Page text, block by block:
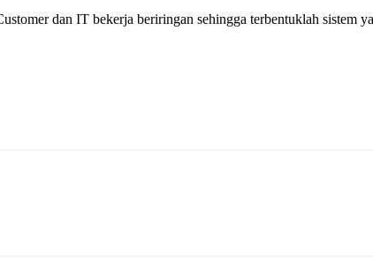
dan IT bekerja beriringan sehingga terbentuklah sistem